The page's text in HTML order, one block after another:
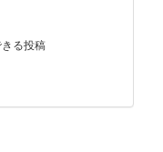
る投稿